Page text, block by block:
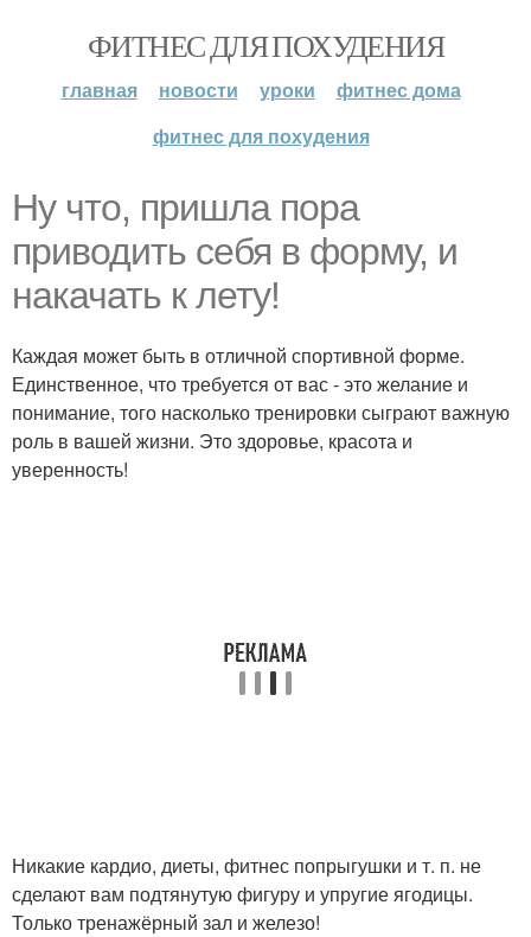
ФИТНЕС ДЛЯ ПОХУДЕНИЯ
главная новости уроки
фитнес дома
фитнес для похудения
Ну что, пришла пора
приводить себя в форму, и
накачать к лету!
Каждая может быть в отличной спортивной форме.
Единственное, что требуется от вас - это желание и
понимание, того насколько тренировки сыграют важную
роль в вашей жизни. Это здоровье, красота и
уверенность!
Никакие кардио, диеты, фитнес попрыгушки и т. п. не
сделают вам подтянутую фигуру и упругие ягодицы.
Только тренажёрный зал и железо!